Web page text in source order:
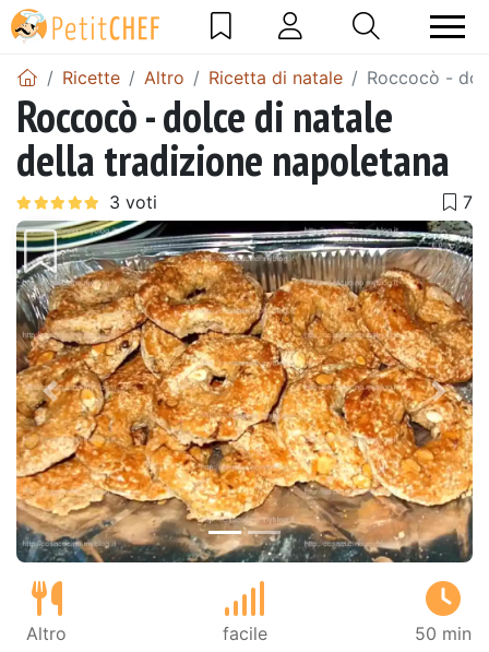
Ricette Altro Ricetta di natale Roccocò -
Roccocò - dolce di natale
della tradizione napoletana
Precedente
Altro facile 50 min